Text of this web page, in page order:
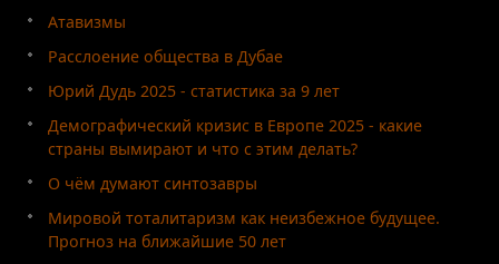
Атавизмы
Расслоение общества в Дубае
Юрий Дудь 2025 - статистика за 9 лет
Демографический кризис в Европе 2025 - какие
страны вымирают и что с этим делать?
О чём думают синтозавры
Мировой тоталитаризм как неизбежное будущее.
Прогноз на ближайшие 50 лет